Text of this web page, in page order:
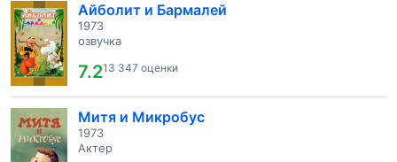
Айболит и Бармалей
1973
озвучка
7.213 347 оценки
Митя и Микробус
1973
Актер